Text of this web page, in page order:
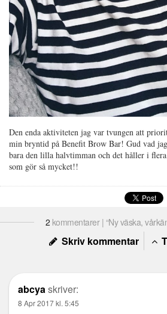
Den enda aktiviteten jag var tvungen att
min bryntid på Benefit Brow Bar! Gud vad
bara den lilla halvtimman och det håller i
som gör så mycket!!
2 kommentarer | “Ny väska,
Skriv kommentar
abcyaskriver:
8 Apr 2017 kl. 5:45